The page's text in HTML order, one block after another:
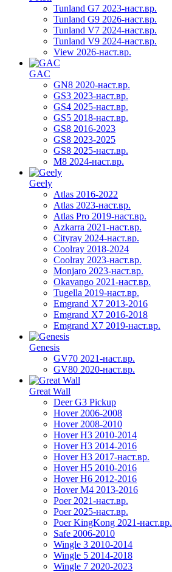
Tunland G7 2023-наст.вр.
Tunland G9 2026-наст.вр.
Tunland V7 2024-наст.вр.
Tunland V9 2024-наст.вр.
View 2026-наст.вр.
GAC
GN8 2020-наст.вр.
GS3 2023-наст.вр.
GS4 2025-наст.вр.
GS5 2018-наст.вр.
GS8 2016-2023
GS8 2023-2025
GS8 2025-наст.вр.
M8 2024-наст.вр.
Geely
Atlas 2016-2022
Atlas 2023-наст.вр.
Atlas Pro 2019-наст.вр.
Azkarra 2021-наст.вр.
Cityray 2024-наст.вр.
Coolray 2018-2024
Coolray 2023-наст.вр.
Monjaro 2023-наст.вр.
Okavango 2021-наст.вр.
Tugella 2019-наст.вр.
Emgrand Х7 2013-2016
Emgrand X7 2016-2018
Emgrand X7 2019-наст.вр.
Genesis
GV70 2021-наст.вр.
GV80 2020-наст.вр.
Great Wall
Deer G3 Pickup
Hover 2006-2008
Hover 2008-2010
Hover H3 2010-2014
Hover H3 2014-2016
Hover H3 2017-наст.вр.
Hover H5 2010-2016
Hover H6 2012-2016
Hover M4 2013-2016
Poer 2021-наст.вр.
Poer 2025-наст.вр.
Poer KingKong 2021-наст.вр.
Safe 2006-2010
Wingle 3 2010-2014
Wingle 5 2014-2018
Wingle 7 2020-2023